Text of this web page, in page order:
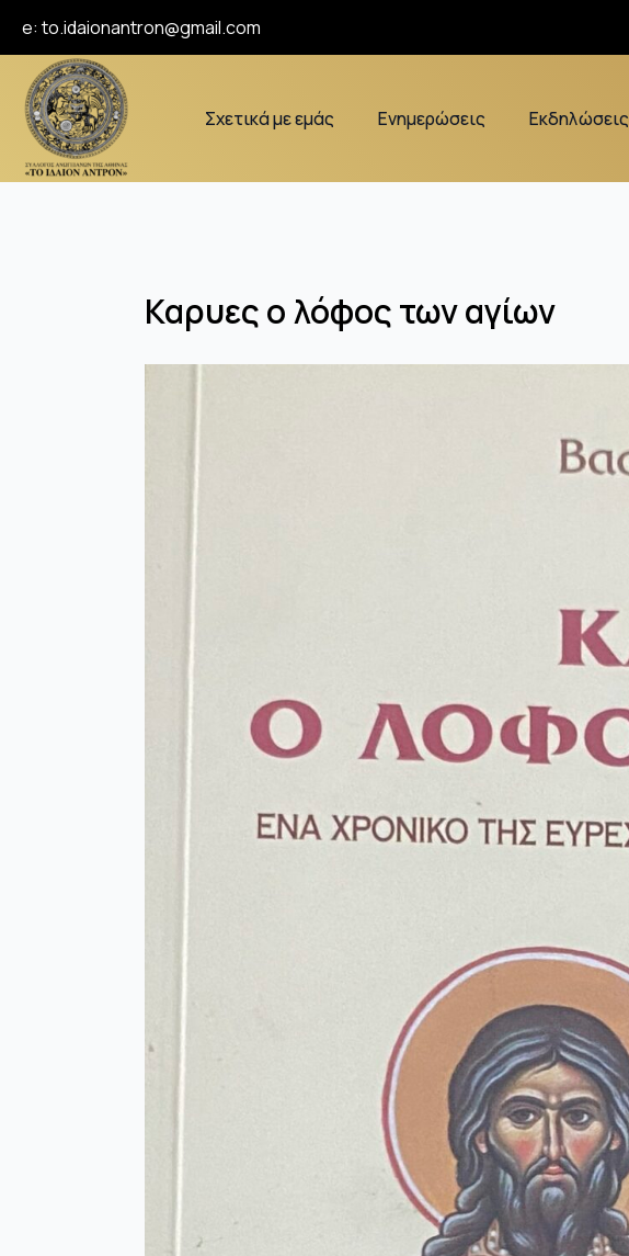
e:to.idaionantron@gmail.com
Σχετικά με εμάς Ενημερώσεις Εκδηλώσεις
Καρυες ο λόφος των αγίων